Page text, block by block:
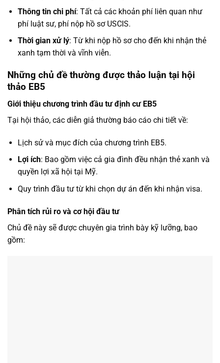
Thông tin chi phí: Tất cả các khoản phí liên quan như
phí luật sư, phí nộp hồ sơ USCIS.
Thời gian xử lý: Từ khi nộp hồ sơ cho đến khi nhận thẻ
xanh tạm thời và vĩnh viễn.
Những chủ đề thường được thảo luận tại hội
thảo EB5
Giới thiệu chương trình đầu tư định cư EB5
Tại hội thảo, các diễn giả thường báo cáo chi tiết về:
Lịch sử và mục đích của chương trình EB5.
Lợi ích: Bao gồm việc cả gia đình đều nhận thẻ xanh và
quyền lợi xã hội tại Mỹ.
Quy trình đầu tư từ khi chọn dự án đến khi nhận visa.
Phân tích rủi ro và cơ hội đầu tư
Chủ đề này sẽ được chuyên gia trình bày kỹ lưỡng, bao
gồm: